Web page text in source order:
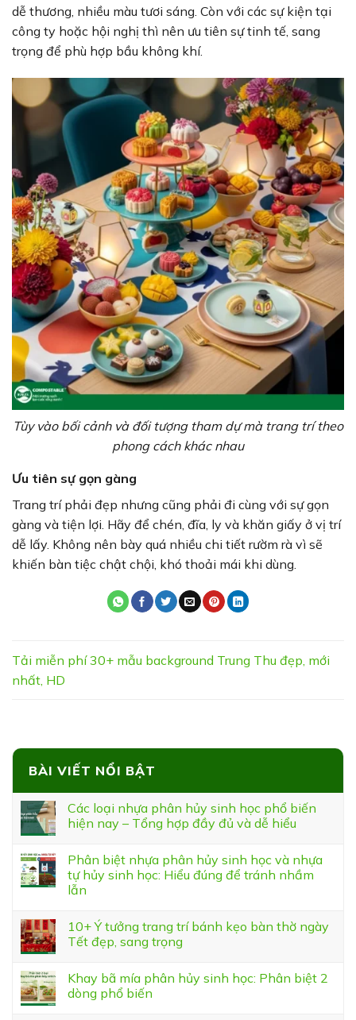
dễ thương, nhiều màu tươi sáng. Còn với các sự kiện tại
công ty hoặc hội nghị thì nên ưu tiên sự tinh tế, sang
trọng để phù hợp bầu không khí.
Tùy vào bối cảnh và đối tượng tham dự mà trang trí theo
phong cách khác nhau
Ưu tiên sự gọn gàng
Trang trí phải đẹp nhưng cũng phải đi cùng với sự gọn
gàng và tiện lợi. Hãy để chén, đĩa, ly và khăn giấy ở vị trí
dễ lấy. Không nên bày quá nhiều chi tiết rườm rà vì sẽ
khiến bàn tiệc chật chội, khó thoải mái khi dùng.
Tải miễn phí 30+ mẫu background Trung Thu đẹp, mới
nhất, HD
BÀI VIẾT NỔI BẬT
Các loại nhựa phân hủy sinh học phổ biến
hiện nay – Tổng hợp đầy đủ và dễ hiểu
Phân biệt nhựa phân hủy sinh học và nhựa
tự hủy sinh học: Hiểu đúng để tránh nhầm
lẫn
10+ Ý tưởng trang trí bánh kẹo bàn thờ ngày
Tết đẹp, sang trọng
Khay bã mía phân hủy sinh học: Phân biệt 2
dòng phổ biến